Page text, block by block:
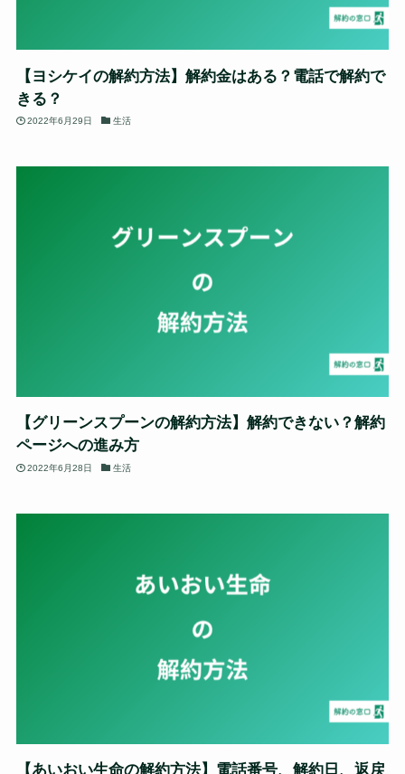
【ヨシケイの解約方法】解約金はある？電話で解約で
きる？
2022年6月29日 生活
【グリーンスプーンの解約方法】解約できない？解約
ページへの進み方
2022年6月28日 生活
【あいおい生命の解約方法】電話番号、解約日、返戻